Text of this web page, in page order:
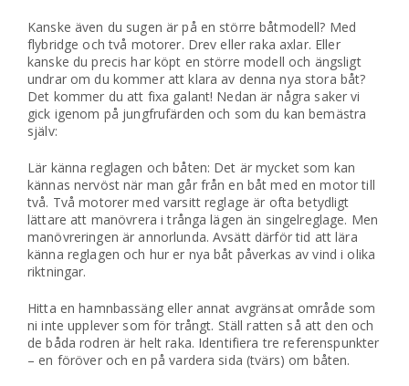
Kanske även du sugen är på en större båtmodell? Med
flybridge och två motorer. Drev eller raka axlar. Eller
kanske du precis har köpt en större modell och ängsligt
undrar om du kommer att klara av denna nya stora båt?
Det kommer du att fixa galant! Nedan är några saker vi
gick igenom på jungfrufärden och som du kan bemästra
själv:
Lär känna reglagen och båten: Det är mycket som kan
kännas nervöst när man går från en båt med en motor till
två. Två motorer med varsitt reglage är ofta betydligt
lättare att manövrera i trånga lägen än singelreglage. Men
manövreringen är annorlunda. Avsätt därför tid att lära
känna reglagen och hur er nya båt påverkas av vind i olika
riktningar.
Hitta en hamnbassäng eller annat avgränsat område som
ni inte upplever som för trångt. Ställ ratten så att den och
de båda rodren är helt raka. Identifiera tre referenspunkter
– en föröver och en på vardera sida (tvärs) om båten.